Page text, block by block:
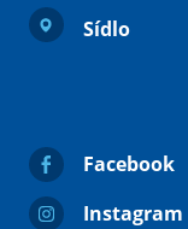
Sídlo
Facebook
Instagram